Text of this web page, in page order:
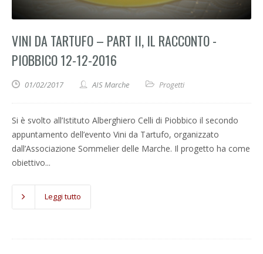
VINI DA TARTUFO – PART II, IL RACCONTO -
PIOBBICO 12-12-2016
01/02/2017 AIS Marche Progetti
Si è svolto all’Istituto Alberghiero Celli di Piobbico il secondo
appuntamento dell’evento Vini da Tartufo, organizzato
dall’Associazione Sommelier delle Marche. Il progetto ha come
obiettivo...
Leggi tutto